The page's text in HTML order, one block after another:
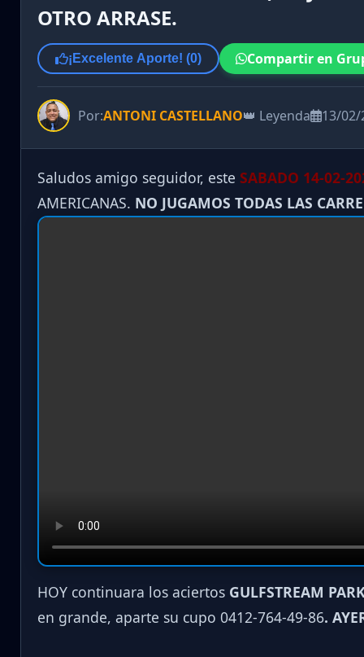
OTRO ARRASE.
¡Excelente Aporte! (0) Compartir en
Por:ANTONI CASTELLANO👑 Leyenda 13/02/
Saludos amigo seguidor, este SABADO 14-02-
AMERICANAS. NO JUGAMOS TODAS LAS
HOY continuara los aciertos GULFSTREAM
en grande, aparte su cupo 0412-764-49-86.